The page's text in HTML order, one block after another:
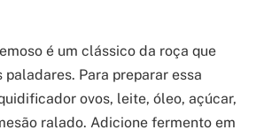
é um clássico da roça que
Para preparar essa
ovos, leite, óleo, açúcar,
ralado. Adicione fermento em